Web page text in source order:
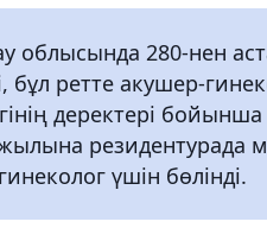
облысында 280-нен
ретте акушер-
деректері
резидентурада
үшін бөлінді.